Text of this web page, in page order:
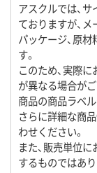
アスクルでは、
ておりますが、メ
パッケージ、原
す。
このため、実際
が異なる場合が
商品の商品ラベ
さらに詳細な商
わせください。
また、販売単位に
するものではあ